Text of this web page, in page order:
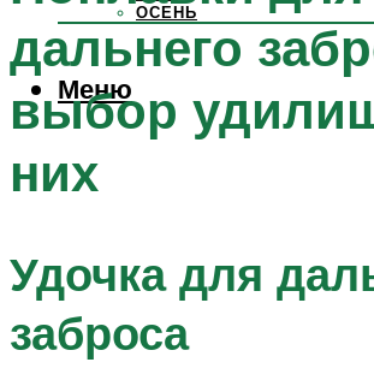
ОСЕНЬ
Меню
дальнего
выбор
них
Удочка для
заброса